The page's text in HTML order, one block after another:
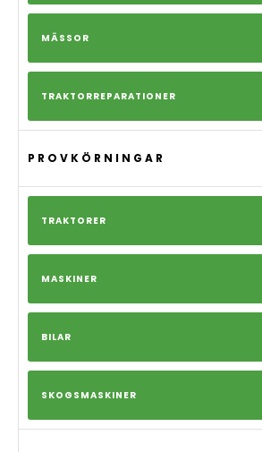
MÄSSOR
TRAKTORREPARATIONER
PROVKÖRNINGAR
TRAKTORER
MASKINER
BILAR
SKOGSMASKINER